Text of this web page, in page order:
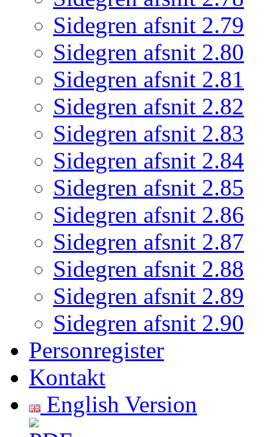
Sidegren afsnit 2.79
Sidegren afsnit 2.80
Sidegren afsnit 2.81
Sidegren afsnit 2.82
Sidegren afsnit 2.83
Sidegren afsnit 2.84
Sidegren afsnit 2.85
Sidegren afsnit 2.86
Sidegren afsnit 2.87
Sidegren afsnit 2.88
Sidegren afsnit 2.89
Sidegren afsnit 2.90
Personregister
Kontakt
English Version